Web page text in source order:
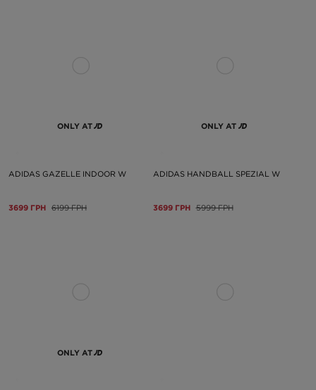
ONLY AT
ADIDAS GAZELLE INDOOR W
3699 ГРН 6199 ГРН
ONLY AT
ADIDAS HANDBALL SPEZIAL W
3699 ГРН 5999 ГРН
ONLY AT